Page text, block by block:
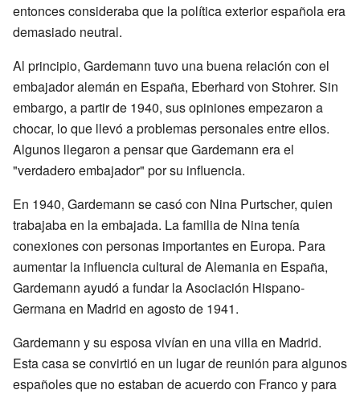
entonces consideraba que la política exterior española era
demasiado neutral.
Al principio, Gardemann tuvo una buena relación con el
embajador alemán en España, Eberhard von Stohrer. Sin
embargo, a partir de 1940, sus opiniones empezaron a
chocar, lo que llevó a problemas personales entre ellos.
Algunos llegaron a pensar que Gardemann era el
"verdadero embajador" por su influencia.
En 1940, Gardemann se casó con Nina Purtscher, quien
trabajaba en la embajada. La familia de Nina tenía
conexiones con personas importantes en Europa. Para
aumentar la influencia cultural de Alemania en España,
Gardemann ayudó a fundar la Asociación Hispano-
Germana en Madrid en agosto de 1941.
Gardemann y su esposa vivían en una villa en Madrid.
Esta casa se convirtió en un lugar de reunión para algunos
españoles que no estaban de acuerdo con Franco y para